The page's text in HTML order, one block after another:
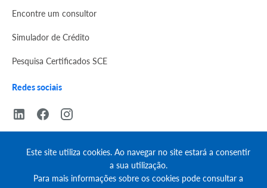
Encontre um consultor
Simulador de Crédito
Pesquisa Certificados SCE
Redes sociais
© Copyright 2023 | CASACERTA. All rights reserved
Este site utiliza cookies. Ao navegar no site estará a consentir
a sua utilização.
Para mais informações sobre os cookies pode consultar a